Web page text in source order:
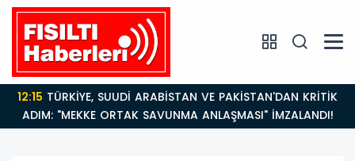
12:15
ADIM: "MEKKE ORTAK SAVUNMA ANLAŞMASI" İMZALANDI!